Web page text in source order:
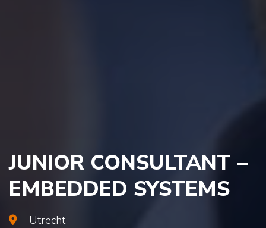
JUNIOR CONSULTANT –
EMBEDDED SYSTEMS
Utrecht